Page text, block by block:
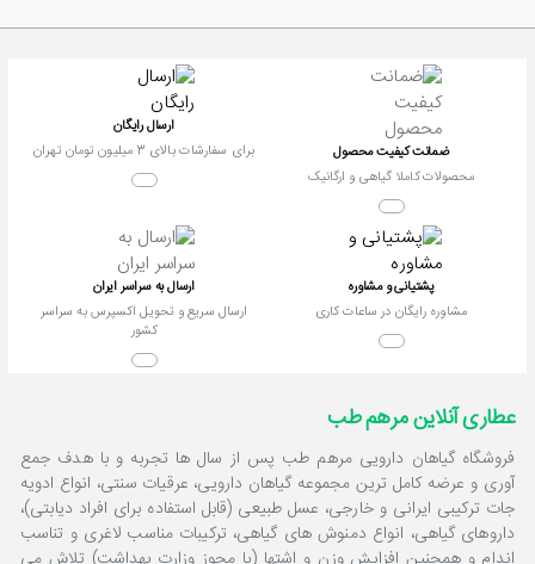
ضمانت کیفیت محصول
محصولات کاملا گیاهی و ارگانیک
ارسال رایگان
برای سفارشات بالای 3 میلیون تومان تهران
پشتیانی و مشاوره
مشاوره رایگان در ساعات کاری
ارسال به سراسر ایران
ارسال سریع و تحویل اکسپرس به سراسر
کشور
عطاری آنلاین مرهم طب
فروشگاه گیاهان دارویی مرهم طب پس از سال ها تجربه و با هدف جمع
آوری و عرضه کامل ترین مجموعه گیاهان دارویی، عرقیات سنتی، انواع ادویه
جات ترکیبی ایرانی و خارجی، عسل طبیعی (قابل استفاده برای افراد دیابتی)،
داروهای گیاهی، انواع دمنوش های گیاهی، ترکیبات مناسب لاغری و تناسب